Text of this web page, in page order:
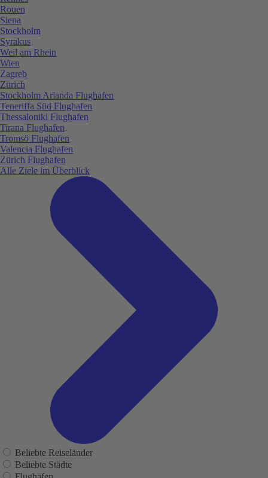
Rouen
Siena
Stockholm
Syrakus
Weil am Rhein
Wien
Zagreb
Zürich
Stockholm Arlanda Flughafen
Teneriffa Süd Flughafen
Thessaloniki Flughafen
Tirana Flughafen
Tromsö Flughafen
Valencia Flughafen
Zürich Flughafen
Alle Ziele im Überblick
Beliebte Reiseländer
Beliebte Städte